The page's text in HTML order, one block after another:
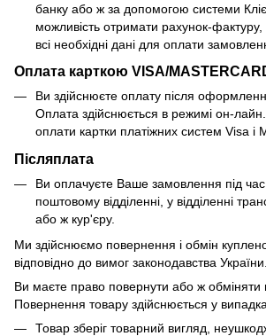
банку або ж за допомогою системи
можливість отримати рахунок-фактуру,
всі необхідні дані для оплати
Оплата карткою VISA/
Ви здійснюєте оплату після
Оплата здійснюється в режимі он-
оплати картки платіжних систем Visa і
Післяплата
Ви оплачуєте Ваше замовлення під
поштовому відділенні, у відділенні
або ж кур'єру.
Ми здійснюємо повернення і обмін
відповідно до вимог законодавства України.
Ви маєте право повернути або ж обміняти
Повернення товару здійснюється у
Товар зберіг товарний вигляд,